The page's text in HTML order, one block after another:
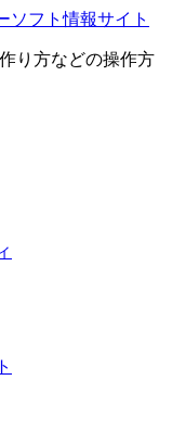
ソフト情報サイト
り方などの操作方